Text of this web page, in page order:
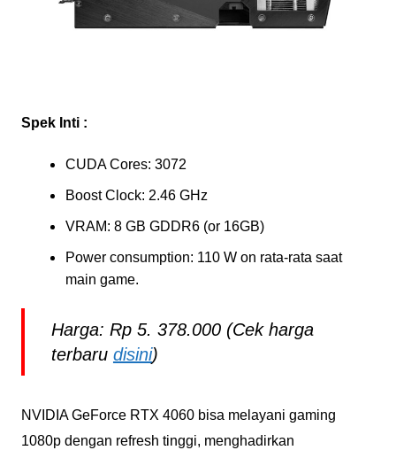
Spek Inti :
CUDA Cores: 3072
Boost Clock: 2.46 GHz
VRAM: 8 GB GDDR6 (or 16GB)
Power consumption: 110 W on rata-rata saat
main game.
Harga: Rp 5. 378.000 (Cek harga
terbaru disini)
NVIDIA GeForce RTX 4060 bisa melayani gaming
1080p dengan refresh tinggi, menghadirkan